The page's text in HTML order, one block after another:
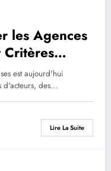
les Agences
est aujourd'hui
d'acteurs, des…
Lire La Suite